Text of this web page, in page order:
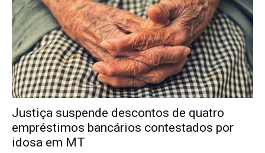
Justiça suspende descontos de quatro
empréstimos bancários contestados por
idosa em MT